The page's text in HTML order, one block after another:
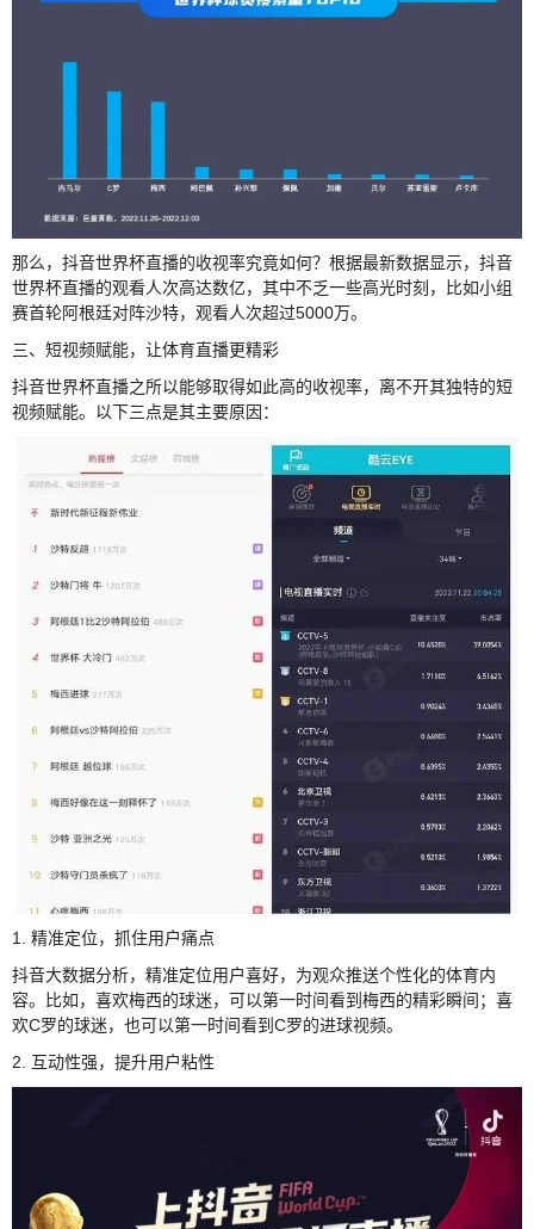
那么，抖音世界杯直播的收视率究竟如何？根据最新数据显示，抖音
世界杯直播的观看人次高达数亿，其中不乏一些高光时刻，比如小组
赛首轮阿根廷对阵沙特，观看人次超过5000万。
三、短视频赋能，让体育直播更精彩
抖音世界杯直播之所以能够取得如此高的收视率，离不开其独特的短
视频赋能。以下三点是其主要原因：
1. 精准定位，抓住用户痛点
抖音大数据分析，精准定位用户喜好，为观众推送个性化的体育内
容。比如，喜欢梅西的球迷，可以第一时间看到梅西的精彩瞬间；喜
欢C罗的球迷，也可以第一时间看到C罗的进球视频。
2. 互动性强，提升用户粘性